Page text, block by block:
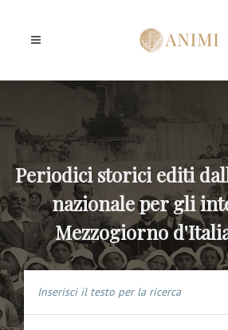
Periodici storici editi
nazionale per gli
Mezzogiorno